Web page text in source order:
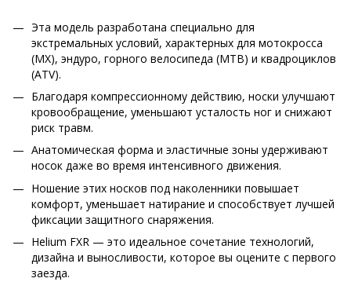
Эта модель разработана специально для
экстремальных условий, характерных для мотокросса
(MX), эндуро, горного велосипеда (MTB) и квадроциклов
(ATV).
Благодаря компрессионному действию, носки улучшают
кровообращение, уменьшают усталость ног и снижают
риск травм.
Анатомическая форма и эластичные зоны удерживают
носок даже во время интенсивного движения.
Ношение этих носков под наколенники повышает
комфорт, уменьшает натирание и способствует лучшей
фиксации защитного снаряжения.
Helium FXR — это идеальное сочетание технологий,
дизайна и выносливости, которое вы оцените с первого
заезда.